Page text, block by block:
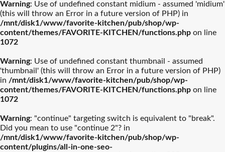
Warning: Use of undefined constant midium - assumed 'midium'
(this will throw an Error in a future version of PHP) in
/mnt/disk1/www/favorite-kitchen/pub/shop/wp-
content/themes/FAVORITE-KITCHEN/functions.php on line
1072
Warning: Use of undefined constant thumbnail - assumed
'thumbnail' (this will throw an Error in a future version of PHP)
in /mnt/disk1/www/favorite-kitchen/pub/shop/wp-
content/themes/FAVORITE-KITCHEN/functions.php on line
1072
Warning: "continue" targeting switch is equivalent to "break".
Did you mean to use "continue 2"? in
/mnt/disk1/www/favorite-kitchen/pub/shop/wp-
content/plugins/all-in-one-seo-